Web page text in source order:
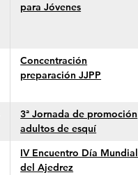
para Jóvenes
Concentración
preparación JJPP
3ª Jornada de promoción
adultos de esquí
IV Encuentro Día Mundial
del Ajedrez